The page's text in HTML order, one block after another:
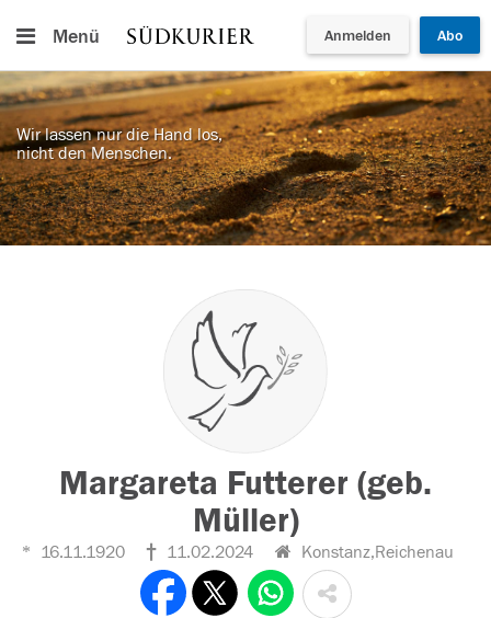
Menü Anmelden Abo
Wir lassen nur die Hand los,
nicht den Menschen.
Margareta Futterer (geb.
Müller)
16.11.1920 11.02.2024 Konstanz,Reichenau